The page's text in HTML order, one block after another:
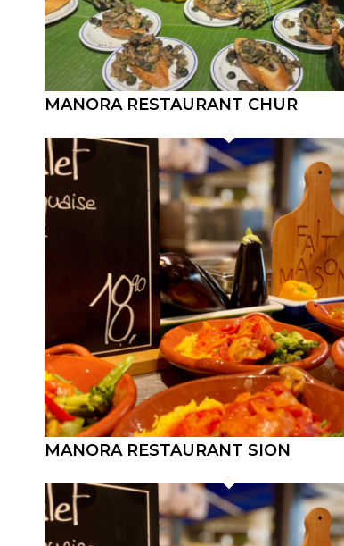
MANORA RESTAURANT CHUR
MANORA RESTAURANT SION